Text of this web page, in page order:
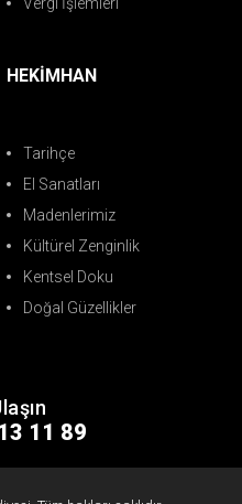
HEKİMHAN
Tarihçe
El Sanatları
Madenlerimiz
Kültürel Zenginlik
Kentsel Doku
Doğal Güzellikler
11 89